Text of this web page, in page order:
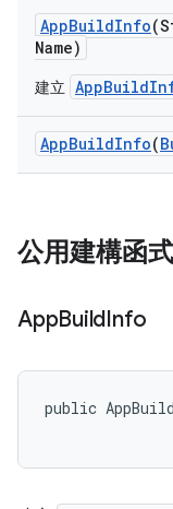
AppBuildInfo
Name)
建立
AppBuildInfo(
公用建構函式
AppBuildInfo
public